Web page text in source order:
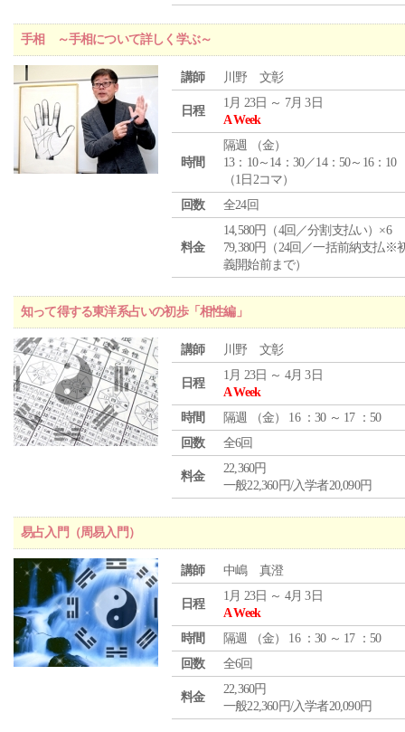
手相 ～手相について詳しく学ぶ～
講師 川野 文彰
日程
1月 23日 ～ 7月 3日
A Week
時間
隔週 （金）
13：10～14：30／14：50～16：10
（1日2コマ）
回数
全24回
料金
14,580円（4回／分割支払い）×6
79,380円（24回／一括前納支払※
義開始前まで）
知って得する東洋系占いの初歩「相性編」
講師 川野 文彰
日程
1月 23日 ～ 4月 3日
A Week
時間
隔週 （金） 16 ：30 ～ 17 ：50
回数
全6回
料金
22,360円
一般22,360円/入学者20,090円
易占入門（周易入門）
講師 中嶋 真澄
日程
1月 23日 ～ 4月 3日
A Week
時間
隔週 （金） 16 ：30 ～ 17 ：50
回数
全6回
料金
22,360円
一般22,360円/入学者20,090円